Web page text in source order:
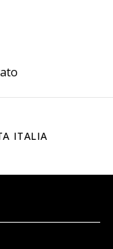
ITALIA